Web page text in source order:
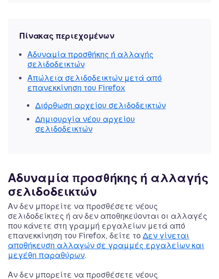
Πίνακας περιεχομένων
Αδυναμία προσθήκης ή αλλαγής
σελιδοδεικτών
Απώλεια σελιδοδεικτών μετά από
επανεκκίνηση του Firefox
Διόρθωση αρχείου σελιδοδεικτών
Δημιουργία νέου αρχείου
σελιδοδεικτών
Αδυναμία προσθήκης ή αλλαγής
σελιδοδεικτών
Αν δεν μπορείτε να προσθέσετε νέους
σελιδοδείκτες ή αν δεν αποθηκεύονται οι αλλαγές
που κάνετε στη γραμμή εργαλείων μετά από
επανεκκίνηση του Firefox, δείτε το Δεν γίνεται
αποθήκευση αλλαγών σε γραμμές εργαλείων και
μεγέθη παραθύρων.
Αν δεν μπορείτε να προσθέσετε νέους